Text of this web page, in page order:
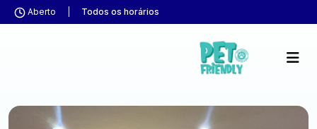
Aberto Todos os horários